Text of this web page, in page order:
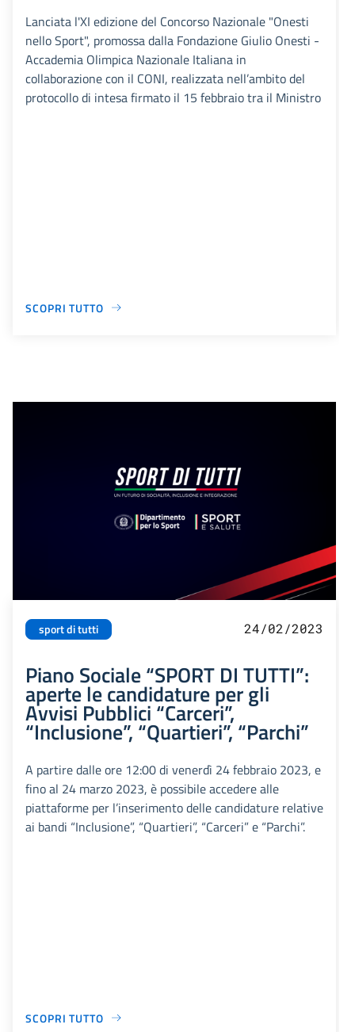
Lanciata l'XI edizione del Concorso Nazionale "Onesti
nello Sport", promossa dalla Fondazione Giulio Onesti -
Accademia Olimpica Nazionale Italiana in
collaborazione con il CONI, realizzata nell’ambito del
protocollo di intesa firmato il 15 febbraio tra il Ministro
SCOPRI TUTTO
sport di tutti 24/02/2023
Piano Sociale “SPORT DI TUTTI”:
aperte le candidature per gli
Avvisi Pubblici “Carceri”,
“Inclusione”, “Quartieri”, “Parchi”
A partire dalle ore 12:00 di venerdì 24 febbraio 2023, e
fino al 24 marzo 2023, è possibile accedere alle
piattaforme per l’inserimento delle candidature relative
ai bandi “Inclusione”, “Quartieri”, “Carceri” e “Parchi”.
SCOPRI TUTTO